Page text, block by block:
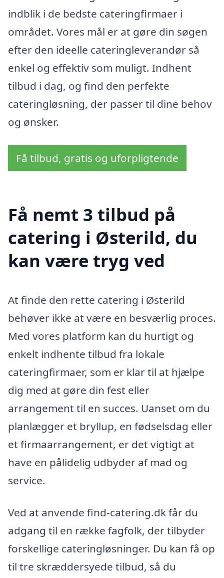
indblik i de bedste cateringfirmaer i
området. Vores mål er at gøre din søgen
efter den ideelle cateringleverandør så
enkel og effektiv som muligt. Indhent
tilbud i dag, og find den perfekte
cateringløsning, der passer til dine behov
og ønsker.
Få tilbud, gratis og uforpligtende
Få nemt 3 tilbud på
catering i Østerild, du
kan være tryg ved
At finde den rette catering i Østerild
behøver ikke at være en besværlig proces.
Med vores platform kan du hurtigt og
enkelt indhente tilbud fra lokale
cateringfirmaer, som er klar til at hjælpe
dig med at gøre din fest eller
arrangement til en succes. Uanset om du
planlægger et bryllup, en fødselsdag eller
et firmaarrangement, er det vigtigt at
have en pålidelig udbyder af mad og
service.
Ved at anvende find-catering.dk får du
adgang til en række fagfolk, der tilbyder
forskellige cateringløsninger. Du kan få op
til tre skræddersyede tilbud, så du